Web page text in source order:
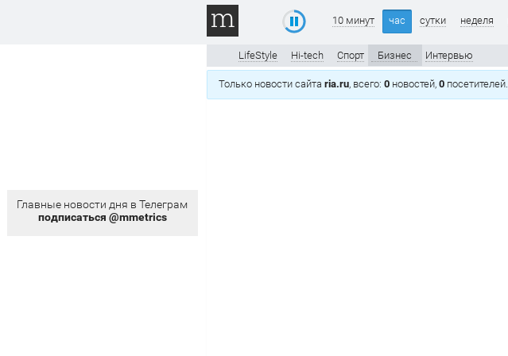
Главные новости дня в Телеграм
подписаться @mmetrics
10 минут час сутки неделя
LifeStyle Hi-tech Спорт Бизнес Интервью
Только новости сайта ria.ru, всего: 0 новостей, 0 посетителей.